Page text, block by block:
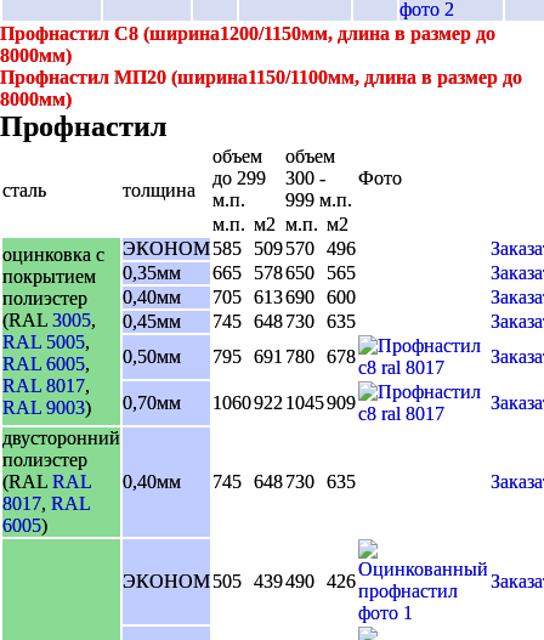
Профнастил С8 (ширина1200/1150мм, длина в размер до
8000мм)
Профнастил МП20 (ширина1150/1100мм, длина в размер до
8000мм)
Профнастил
сталь толщина
объем
до 299
м.п.
объем
300 -
999 м.п.
Фото
м.п. м2 м.п. м2
оцинковка с
покрытием
полиэстер
(RAL 3005,
RAL 5005,
RAL 6005,
RAL 8017,
RAL 9003)
ЭКОНОМ585 509570 496
0,35мм
665 578650 565
0,40мм
705 613690 600
0,45мм
745 648730 635
0,50мм
795 691 780 678
0,70мм 1060922 1045909
двусторонний
полиэстер
(RAL RAL
8017, RAL
6005)
0,40мм 745 648730 635
ЭКОНОМ505 439490 426